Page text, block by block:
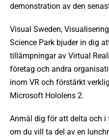
demonstration av den
Visual Sweden,
Science Park bjuder in dig
tillämpningar av Virtual
företag och andra
inom VR och förstärkt
Microsoft Hololens 2.
Anmäl dig för att delta och i
om du vill ta del av en